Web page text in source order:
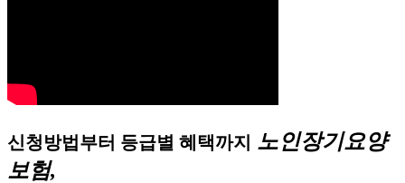
신청방법부터 등급별 혜택까지 노인장기요양
보험,